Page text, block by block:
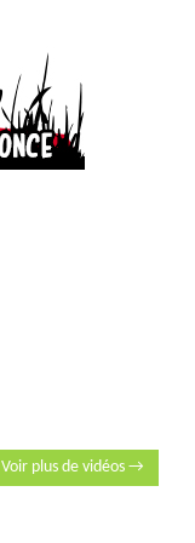
Voir plus de vidéos →